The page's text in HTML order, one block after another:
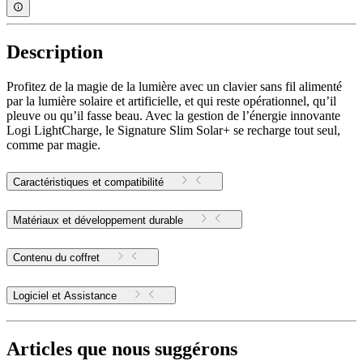
Description
Profitez de la magie de la lumière avec un clavier sans fil alimenté
par la lumière solaire et artificielle, et qui reste opérationnel, qu’il
pleuve ou qu’il fasse beau. Avec la gestion de l’énergie innovante
Logi LightCharge, le Signature Slim Solar+ se recharge tout seul,
comme par magie.
Caractéristiques et compatibilité
Matériaux et développement durable
Contenu du coffret
Logiciel et Assistance
Articles que nous suggérons